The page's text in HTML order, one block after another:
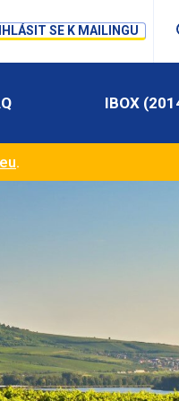
SE K MAILINGU
IBOX
.